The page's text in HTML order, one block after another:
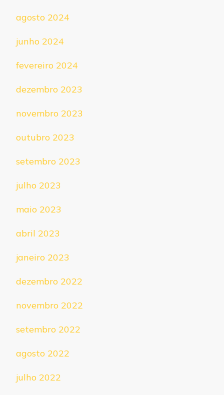
agosto 2024
junho 2024
fevereiro 2024
dezembro 2023
novembro 2023
outubro 2023
setembro 2023
julho 2023
maio 2023
abril 2023
janeiro 2023
dezembro 2022
novembro 2022
setembro 2022
agosto 2022
julho 2022